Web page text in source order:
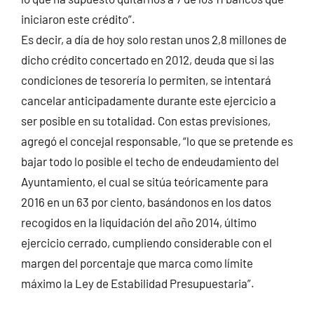
iniciaron este crédito”.
Es decir, a día de hoy solo restan unos 2,8 millones de
dicho crédito concertado en 2012, deuda que si las
condiciones de tesorería lo permiten, se intentará
cancelar anticipadamente durante este ejercicio a
ser posible en su totalidad. Con estas previsiones,
agregó el concejal responsable, “lo que se pretende es
bajar todo lo posible el techo de endeudamiento del
Ayuntamiento, el cual se sitúa teóricamente para
2016 en un 63 por ciento, basándonos en los datos
recogidos en la liquidación del año 2014, último
ejercicio cerrado, cumpliendo considerable con el
margen del porcentaje que marca como límite
máximo la Ley de Estabilidad Presupuestaria”.